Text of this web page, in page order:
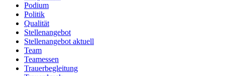
Podium
Politik
Qualität
Stellenangebot
Stellenangebot aktuell
Team
Teamessen
Trauerbegleitung